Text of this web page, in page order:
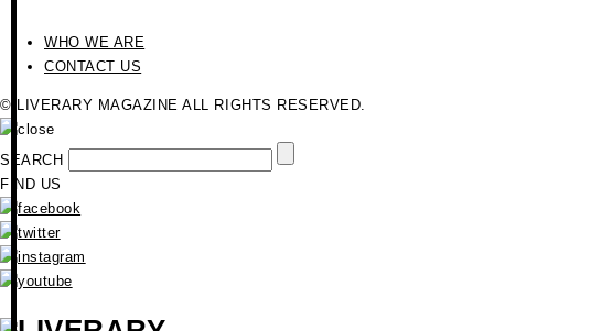
WHO WE ARE
CONTACT US
© LIVERARY MAGAZINE ALL RIGHTS RESERVED.
SEARCH
FIND US